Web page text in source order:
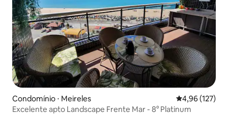
Condomínio ⋅ Meireles 4,96 de uma
4,96 (127)
Excelente apto Landscape Frente Mar - 8° Platinum